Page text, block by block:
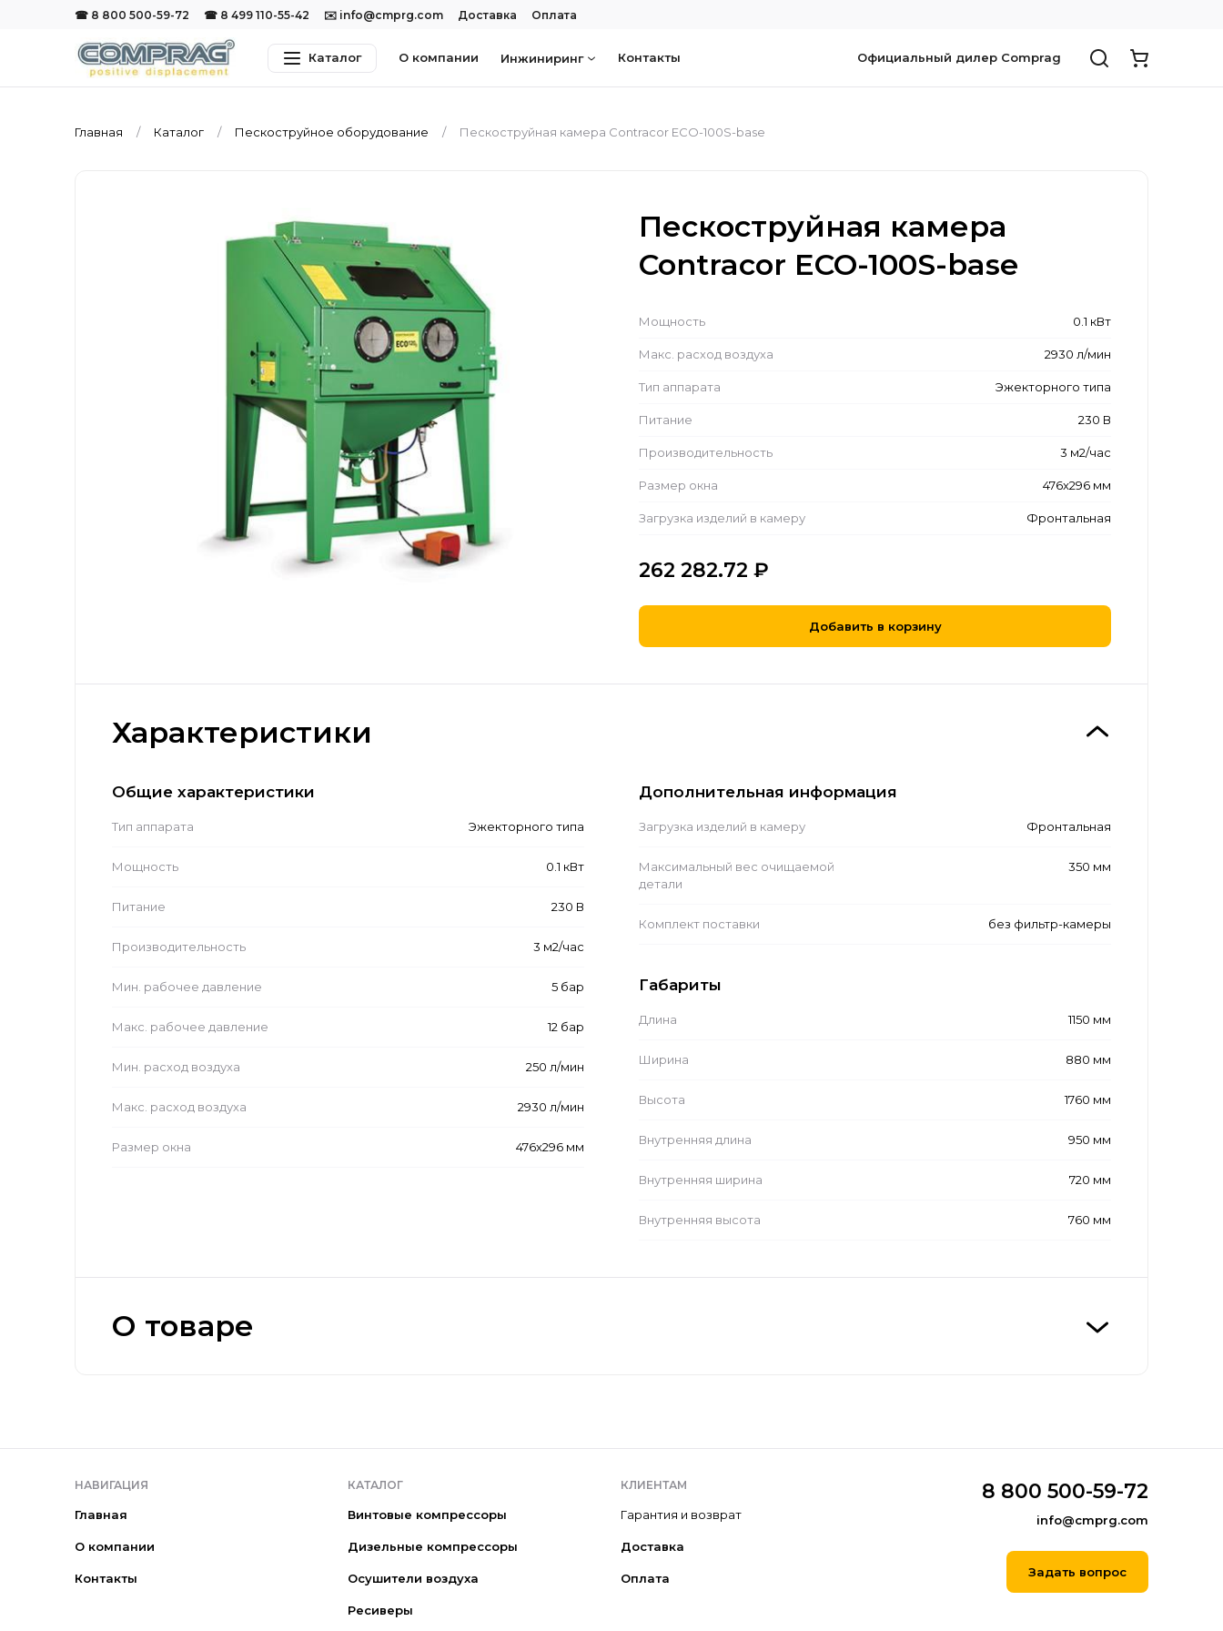
☎ 8 800 500-59-72 ☎ 8 499 110-55-42 ✉️ info@cmprg.com Доставка Оплата
Каталог О компании Инжиниринг Контакты Официальный дилер Comprag
Главная Каталог Пескоструйное оборудование Пескоструйная камера Contracor ECO-100S-base
Пескоструйная камера
Contracor ECO-100S-base
Мощность 0.1 кВт
Макс. расход воздуха 2930 л/мин
Тип аппарата Эжекторного типа
Питание 230 В
Производительность 3 м2/час
Размер окна 476x296 мм
Загрузка изделий в камеру Фронтальная
262 282.72 ₽
Добавить в корзину
Характеристики
Общие характеристики
Тип аппарата Эжекторного типа
Мощность 0.1 кВт
Питание 230 В
Производительность 3 м2/час
Мин. рабочее давление 5 бар
Макс. рабочее давление 12 бар
Мин. расход воздуха 250 л/мин
Макс. расход воздуха 2930 л/мин
Размер окна 476x296 мм
Дополнительная информация
Загрузка изделий в камеру Фронтальная
Максимальный вес очищаемой
детали
350 мм
Комплект поставки без фильтр-камеры
Габариты
Длина 1150 мм
Ширина 880 мм
Высота 1760 мм
Внутренняя длина 950 мм
Внутренняя ширина 720 мм
Внутренняя высота 760 мм
О товаре
НАВИГАЦИЯ
Главная
О компании
Контакты
КАТАЛОГ
Винтовые компрессоры
Дизельные компрессоры
Осушители воздуха
Ресиверы
КЛИЕНТАМ
Гарантия и возврат
Доставка
Оплата
8 800 500-59-72
info@cmprg.com
Задать вопрос